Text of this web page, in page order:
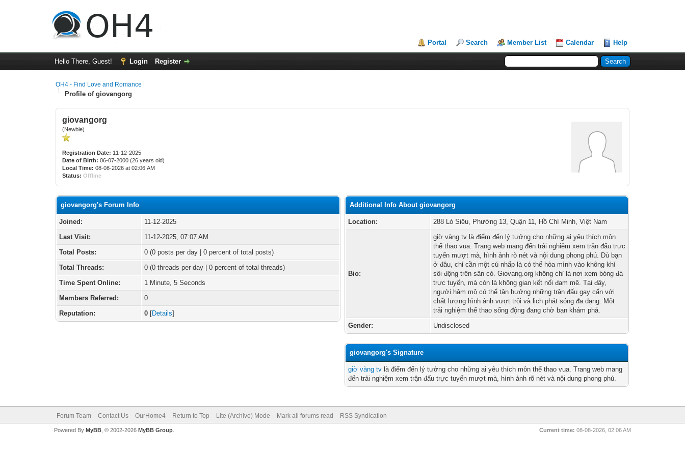
Portal Search Member List Calendar Help
Hello There, Guest! Login Register
OH4 - Find Love and Romance
Profile of giovangorg
giovangorg
(Newbie)
Registration Date: 11-12-2025
Date of Birth: 06-07-2000 (26 years old)
Local Time: 08-08-2026 at 02:06 AM
Status: Offline
giovangorg's Forum Info
Joined:
11-12-2025
Last Visit:
11-12-2025, 07:07 AM
Total Posts:
0 (0 posts per day | 0 percent of total posts)
Total Threads:
0 (0 threads per day | 0 percent of total threads)
Time Spent Online:
1 Minute, 5 Seconds
Members Referred:
0
Reputation:
0 [Details]
Additional Info About giovangorg
Location: 288 Lò Siêu, Phường 13, Quận 11, Hồ Chí Minh, Việt Nam
Bio:
giờ vàng tv là điểm đến lý tưởng cho những ai yêu thích môn
thể thao vua. Trang web mang đến trải nghiệm xem trận đấu trực
tuyến mượt mà, hình ảnh rõ nét và nội dung phong phú. Dù bạn
ở đâu, chỉ cần một cú nhấp là có thể hòa mình vào không khí
sôi động trên sân cỏ. Giovang.org không chỉ là nơi xem bóng đá
trực tuyến, mà còn là không gian kết nối đam mê. Tại đây,
người hâm mộ có thể tận hưởng những trận đấu gay cấn với
chất lượng hình ảnh vượt trội và lịch phát sóng đa dạng. Một
trải nghiệm thể thao sống động đang chờ bạn khám phá.
Gender:
Undisclosed
giovangorg's Signature
giờ vàng tv là điểm đến lý tưởng cho những ai yêu thích môn thể thao vua. Trang web mang
đến trải nghiệm xem trận đấu trực tuyến mượt mà, hình ảnh rõ nét và nội dung phong phú.
Forum Team Contact Us OurHome4 Return to Top Lite (Archive) Mode Mark all forums read RSS Syndication
Current time: 08-08-2026, 02:06 AM
Powered By MyBB, © 2002-2026 MyBB Group.